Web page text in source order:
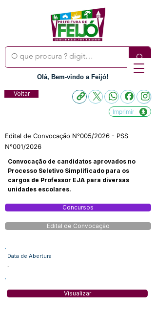
Olá, Bem-vindo a Feijó!
Voltar
Imprimir
Edital de Convocação N°005/2026 - PSS
N°001/2026
Convocação de candidatos aprovados no
Processo Seletivo Simplificado para os
cargos de Professor EJA para diversas
unidades escolares.
Concursos
Edital de Convocação
Data de Abertura
-
Visualizar